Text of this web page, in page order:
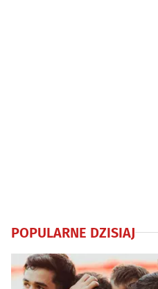
POPULARNE DZISIAJ